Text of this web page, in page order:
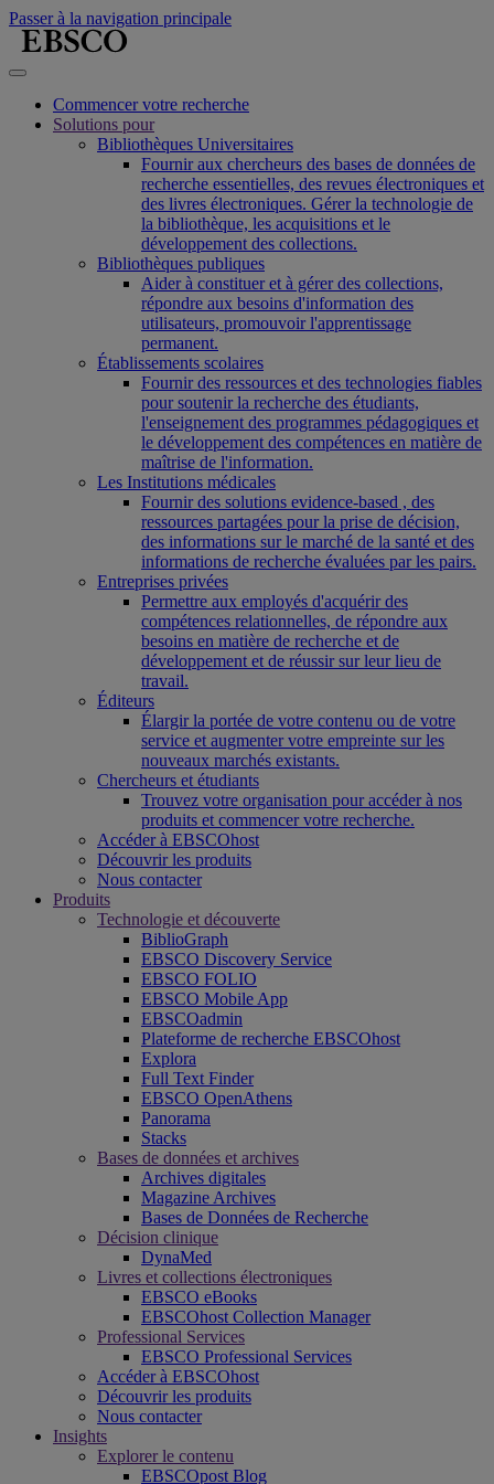
Passer à la navigation principale
Commencer votre recherche
Solutions pour
Bibliothèques Universitaires
Fournir aux chercheurs des bases de données de
recherche essentielles, des revues électroniques et
des livres électroniques. Gérer la technologie de
la bibliothèque, les acquisitions et le
développement des collections.
Bibliothèques publiques
Aider à constituer et à gérer des collections,
répondre aux besoins d'information des
utilisateurs, promouvoir l'apprentissage
permanent.
Établissements scolaires
Fournir des ressources et des technologies fiables
pour soutenir la recherche des étudiants,
l'enseignement des programmes pédagogiques et
le développement des compétences en matière de
maîtrise de l'information.
Les Institutions médicales
Fournir des solutions evidence-based , des
ressources partagées pour la prise de décision,
des informations sur le marché de la santé et des
informations de recherche évaluées par les pairs.
Entreprises privées
Permettre aux employés d'acquérir des
compétences relationnelles, de répondre aux
besoins en matière de recherche et de
développement et de réussir sur leur lieu de
travail.
Éditeurs
Élargir la portée de votre contenu ou de votre
service et augmenter votre empreinte sur les
nouveaux marchés existants.
Chercheurs et étudiants
Trouvez votre organisation pour accéder à nos
produits et commencer votre recherche.
Accéder à EBSCOhost
Découvrir les produits
Nous contacter
Produits
Technologie et découverte
BiblioGraph
EBSCO Discovery Service
EBSCO FOLIO
EBSCO Mobile App
EBSCOadmin
Plateforme de recherche EBSCOhost
Explora
Full Text Finder
EBSCO OpenAthens
Panorama
Stacks
Bases de données et archives
Archives digitales
Magazine Archives
Bases de Données de Recherche
Décision clinique
DynaMed
Livres et collections électroniques
EBSCO eBooks
EBSCOhost Collection Manager
Professional Services
EBSCO Professional Services
Accéder à EBSCOhost
Découvrir les produits
Nous contacter
Insights
Explorer le contenu
EBSCOpost Blog